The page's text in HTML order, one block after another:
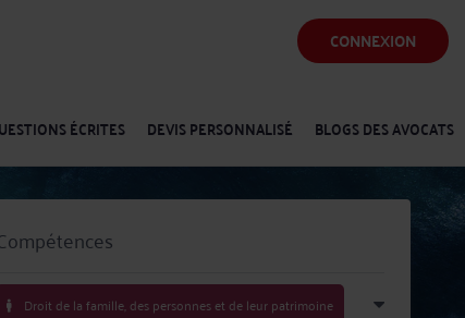
CONNEXION
ÉCRITES DEVIS PERSONNALISÉ BLOGS DES AVOCATS
Droit de la famille, des personnes et de leur patrimoine